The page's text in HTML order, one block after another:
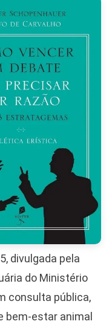
Alerta
divulgada pela
do Ministério
consulta pública,
bem-estar animal